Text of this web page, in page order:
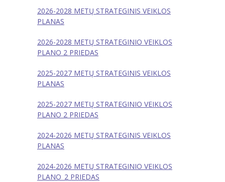
-- Teisinė informacija
---- Teisės aktai
-- Veiklos sritys
---- Ugdymas
---- Švietimo pagalba
---- Tarptautiniai projektai
---- PAGALBA VAIKAMS LINIJA
2026-2028 METŲ STRATEGINIS VEIKLOS
PLANAS
2026-2028 METŲ STRATEGINIO VEIKLOS
PLANO 2 PRIEDAS
2025-2027 METŲ STRATEGINIS VEIKLOS
PLANAS
2025-2027 METŲ STRATEGINIO VEIKLOS
PLANO 2 PRIEDAS
2024-2026 METŲ STRATEGINIS VEIKLOS
PLANAS
2024-2026 METŲ STRATEGINIO VEIKLOS
PLANO_2 PRIEDAS